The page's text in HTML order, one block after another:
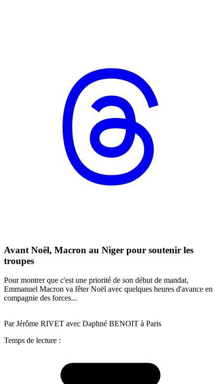
Avant Noël, Macron au Niger pour soutenir les
troupes
Pour montrer que c'est une priorité de son début de mandat,
Emmanuel Macron va fêter Noël avec quelques heures d'avance en
compagnie des forces...
Par Jérôme RIVET avec Daphné BENOIT à Paris
Temps de lecture :